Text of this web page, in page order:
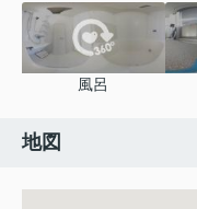
風呂
地図